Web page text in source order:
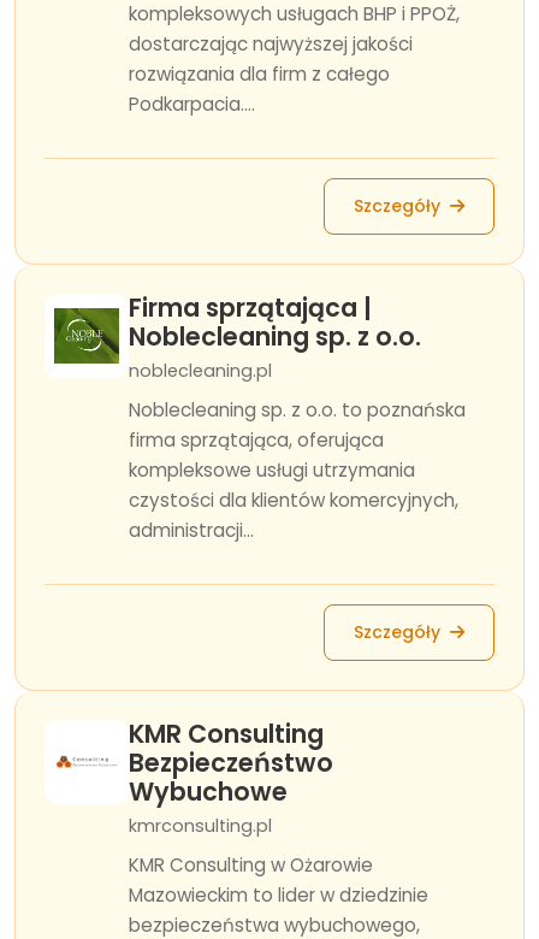
kompleksowych usługach BHP i PPOŻ,
dostarczając najwyższej jakości
rozwiązania dla firm z całego
Podkarpacia....
Szczegóły
Firma sprzątająca |
Noblecleaning sp. z o.o.
noblecleaning.pl
Noblecleaning sp. z o.o. to poznańska
firma sprzątająca, oferująca
kompleksowe usługi utrzymania
czystości dla klientów komercyjnych,
administracji...
Szczegóły
KMR Consulting
Bezpieczeństwo
Wybuchowe
kmrconsulting.pl
KMR Consulting w Ożarowie
Mazowieckim to lider w dziedzinie
bezpieczeństwa wybuchowego,